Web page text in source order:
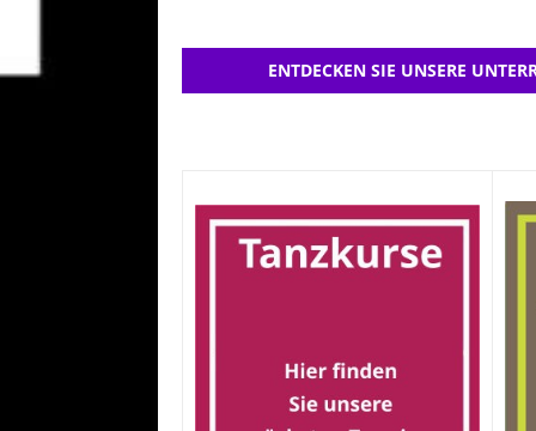
ENTDECKEN SIE UNSERE